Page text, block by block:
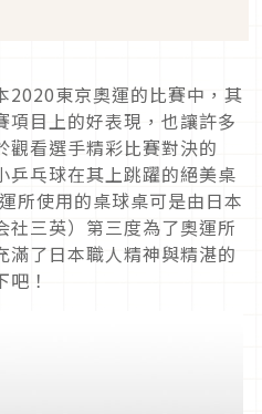
2020東京奧運的比賽中，其
項目上的好表現，也讓許多
觀看選手精彩比賽對決的
乒乓球在其上跳躍的絕美桌
所使用的桌球桌可是由日本
社三英）第三度為了奧運所
滿了日本職人精神與精湛的
！